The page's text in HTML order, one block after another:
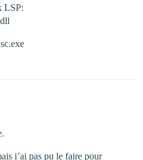
LSP:
j’ai pas pu le faire pour